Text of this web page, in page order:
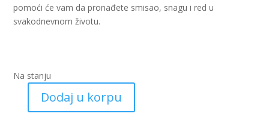
pomoći će vam da pronađete smisao, snagu i red u
svakodnevnom životu.
Na stanju
Dodaj u korpu